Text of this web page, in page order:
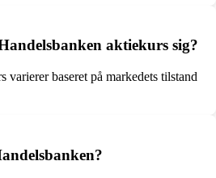
aktiekurs sig?
varierer baseret på markedets tilstand